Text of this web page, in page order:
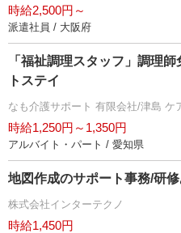
時給2,500円～
派遣社員 / 大阪府
「福祉調理スタッフ」調理
トステイ
なも介護サポート 有限会社/津島 ケ
時給1,250円～1,350円
アルバイト・パート / 愛知県
地図作成のサポート事務/研
株式会社インターテクノ
時給1,450円